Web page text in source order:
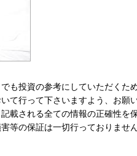
も投資の参考にしていただくた
て行って下さいますよう、お願
載される全ての情報の正確性を
等の保証は一切行っておりませ